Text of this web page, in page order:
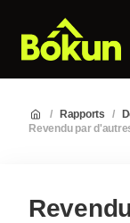
/ Rapports /
Revendu par